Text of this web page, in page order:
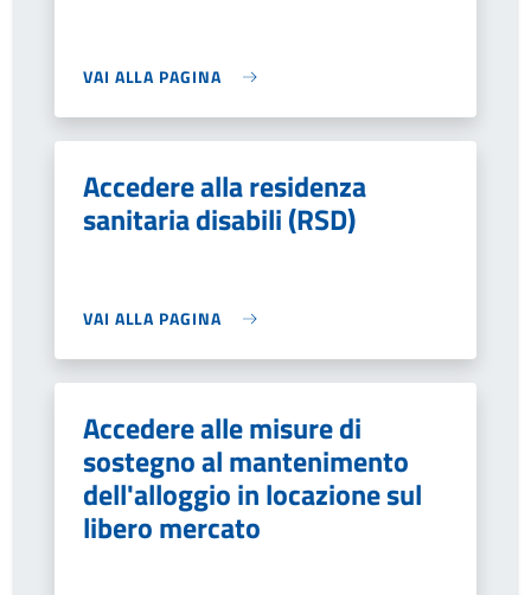
VAI ALLA PAGINA
Accedere alla residenza
sanitaria disabili (RSD)
VAI ALLA PAGINA
Accedere alle misure di
sostegno al mantenimento
dell'alloggio in locazione sul
libero mercato